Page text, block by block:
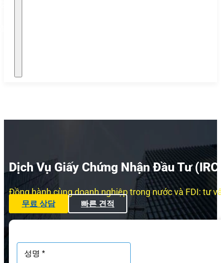
Dịch Vụ Giấy Chứng Nhận Đầu Tư
Đồng hành cùng doanh nghiệp trong nước và FDI: tư
무료 상담 빠른 견적